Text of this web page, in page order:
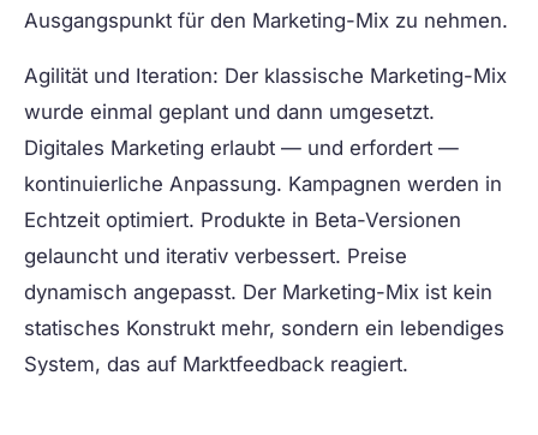
Ausgangspunkt für den Marketing-Mix zu nehmen.
Agilität und Iteration: Der klassische Marketing-Mix
wurde einmal geplant und dann umgesetzt.
Digitales Marketing erlaubt — und erfordert —
kontinuierliche Anpassung. Kampagnen werden in
Echtzeit optimiert. Produkte in Beta-Versionen
gelauncht und iterativ verbessert. Preise
dynamisch angepasst. Der Marketing-Mix ist kein
statisches Konstrukt mehr, sondern ein lebendiges
System, das auf Marktfeedback reagiert.